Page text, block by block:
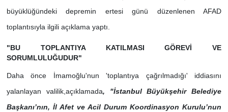
büyüklüğündeki depremin ertesi günü düzenlenen AFAD
toplantısıyla ilgili açıklama yaptı.
"BU TOPLANTIYA KATILMASI GÖREVİ VE
SORUMLULUĞUDUR"
Daha önce İmamoğlu'nun 'toplantıya çağrılmadığı' iddiasını
yalanlayan valilik,açıklamada, "İstanbul Büyükşehir Belediye
Başkanı’nın, İl Afet ve Acil Durum Koordinasyon Kurulu’nun